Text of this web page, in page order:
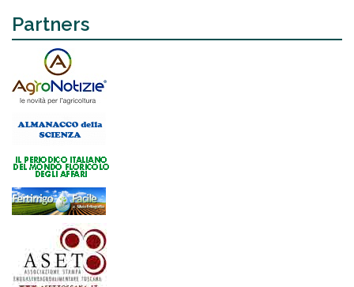
Partners